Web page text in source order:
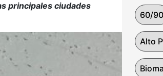
principales ciudades
60/90
Alto